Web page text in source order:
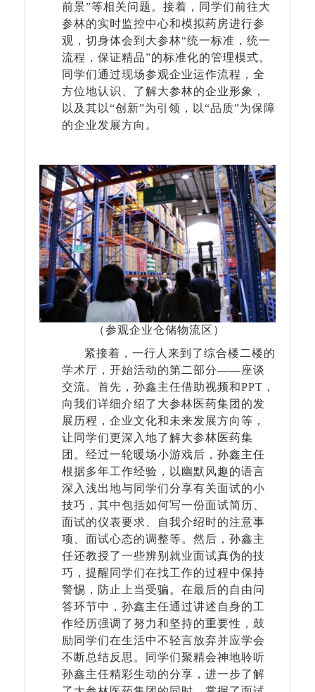
前景”等相关问题。接着，同学们前往大
参林的实时监控中心和模拟药房进行参
观，切身体会到大参林“统一标准，统一
流程，保证精品”的标准化的管理模式。
同学们通过现场参观企业运作流程，全
方位地认识、了解大参林的企业形象，
以及其以“创新”为引领，以“品质”为保障
的企业发展方向。
（参观企业仓储物流区）
紧接着，一行人来到了综合楼二楼的
学术厅，开始活动的第二部分——座谈
交流。首先，孙鑫主任借助视频和PPT ，
向我们详细介绍了大参林医药集团的发
展历程，企业文化和未来发展方向等，
让同学们更深入地了解大参林医药集
团。经过一轮暖场小游戏后，孙鑫主任
根据多年工作经验，以幽默风趣的语言
深入浅出地与同学们分享有关面试的小
技巧，其中包括如何写一份面试简历、
面试的仪表要求、自我介绍时的注意事
项、面试心态的调整等。然后，孙鑫主
任还教授了一些辨别就业面试真伪的技
巧，提醒同学们在找工作的过程中保持
警惕，防止上当受骗。在最后的自由问
答环节中，孙鑫主任通过讲述自身的工
作经历强调了努力和坚持的重要性，鼓
励同学们在生活中不轻言放弃并应学会
不断总结反思。同学们聚精会神地聆听
孙鑫主任精彩生动的分享，进一步了解